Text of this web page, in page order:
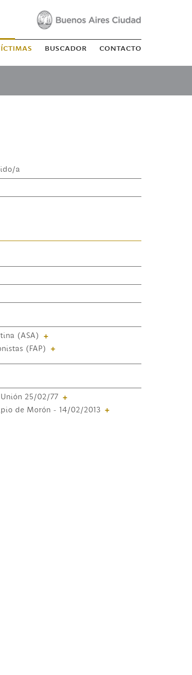
buscador contacto
a
(ASA) +
(FAP) +
25/02/77 +
de Morón - 14/02/2013 +